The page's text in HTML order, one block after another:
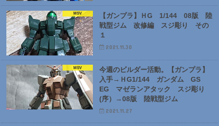
MSV
【ガンプラ】ＨG 1/144 08版 陸
戦型ジム 改修編 スジ彫り その
１
2021.11.30
MSV
今週のビルダー活動。【ガンプラ】
入手→ＨG1/144 ガンダム GS
EG マゼランアタック スジ彫り
(序）→08版 陸戦型ジム
2021.11.27